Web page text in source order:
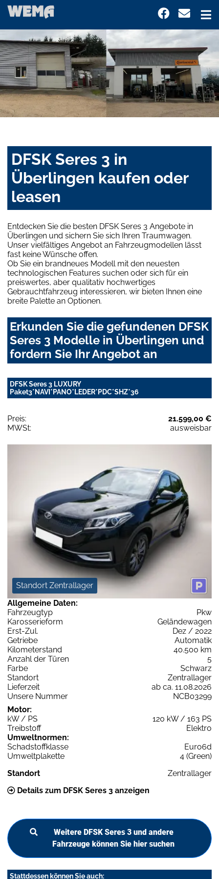
DFSK Seres 3 in
Überlingen kaufen oder
leasen
Entdecken Sie die besten DFSK Seres 3 Angebote in
Überlingen und sichern Sie sich Ihren Traumwagen.
Unser vielfältiges Angebot an Fahrzeugmodellen lässt
fast keine Wünsche offen.
Ob Sie ein brandneues Modell mit den neuesten
technologischen Features suchen oder sich für ein
preiswertes, aber qualitativ hochwertiges
Gebrauchtfahrzeug interessieren, wir bieten Ihnen eine
breite Palette an Optionen.
Erkunden Sie die gefundenen DFSK
Seres 3 Modelle in Überlingen und
fordern Sie Ihr Angebot an
DFSK Seres 3 LUXURY
Paket3*NAVI*PANO*LEDER*PDC*SHZ*36
Preis:
21.599,00 €
MWSt:
ausweisbar
Standort Zentrallager
Allgemeine Daten:
Fahrzeugtyp
Pkw
Karosserieform
Geländewagen
Erst-Zul.
Dez / 2022
Getriebe
Automatik
Kilometerstand
40.500 km
Anzahl der Türen
5
Farbe
Schwarz
Standort
Zentrallager
Lieferzeit
ab ca. 11.08.2026
Unsere Nummer
NCB03299
Motor:
kW / PS
120 kW / 163 PS
Treibstoff
Elektro
Umweltnormen:
Schadstoffklasse
Euro6d
Umweltplakette
4 (Green)
Standort
Zentrallager
Details zum DFSK Seres 3 anzeigen
Weitere DFSK Seres 3 und andere
Fahrzeuge können Sie hier suchen
Stattdessen können Sie auch: